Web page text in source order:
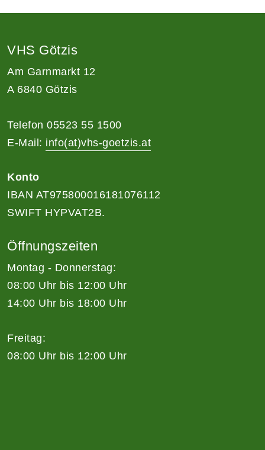
VHS Götzis
Am Garnmarkt 12
A 6840 Götzis
Telefon 05523 55 1500
E-Mail: info(at)vhs-goetzis.at
Konto
IBAN AT975800016181076112
SWIFT HYPVAT2B.
Öffnungszeiten
Montag - Donnerstag:
08:00 Uhr bis 12:00 Uhr
14:00 Uhr bis 18:00 Uhr
Freitag:
08:00 Uhr bis 12:00 Uhr